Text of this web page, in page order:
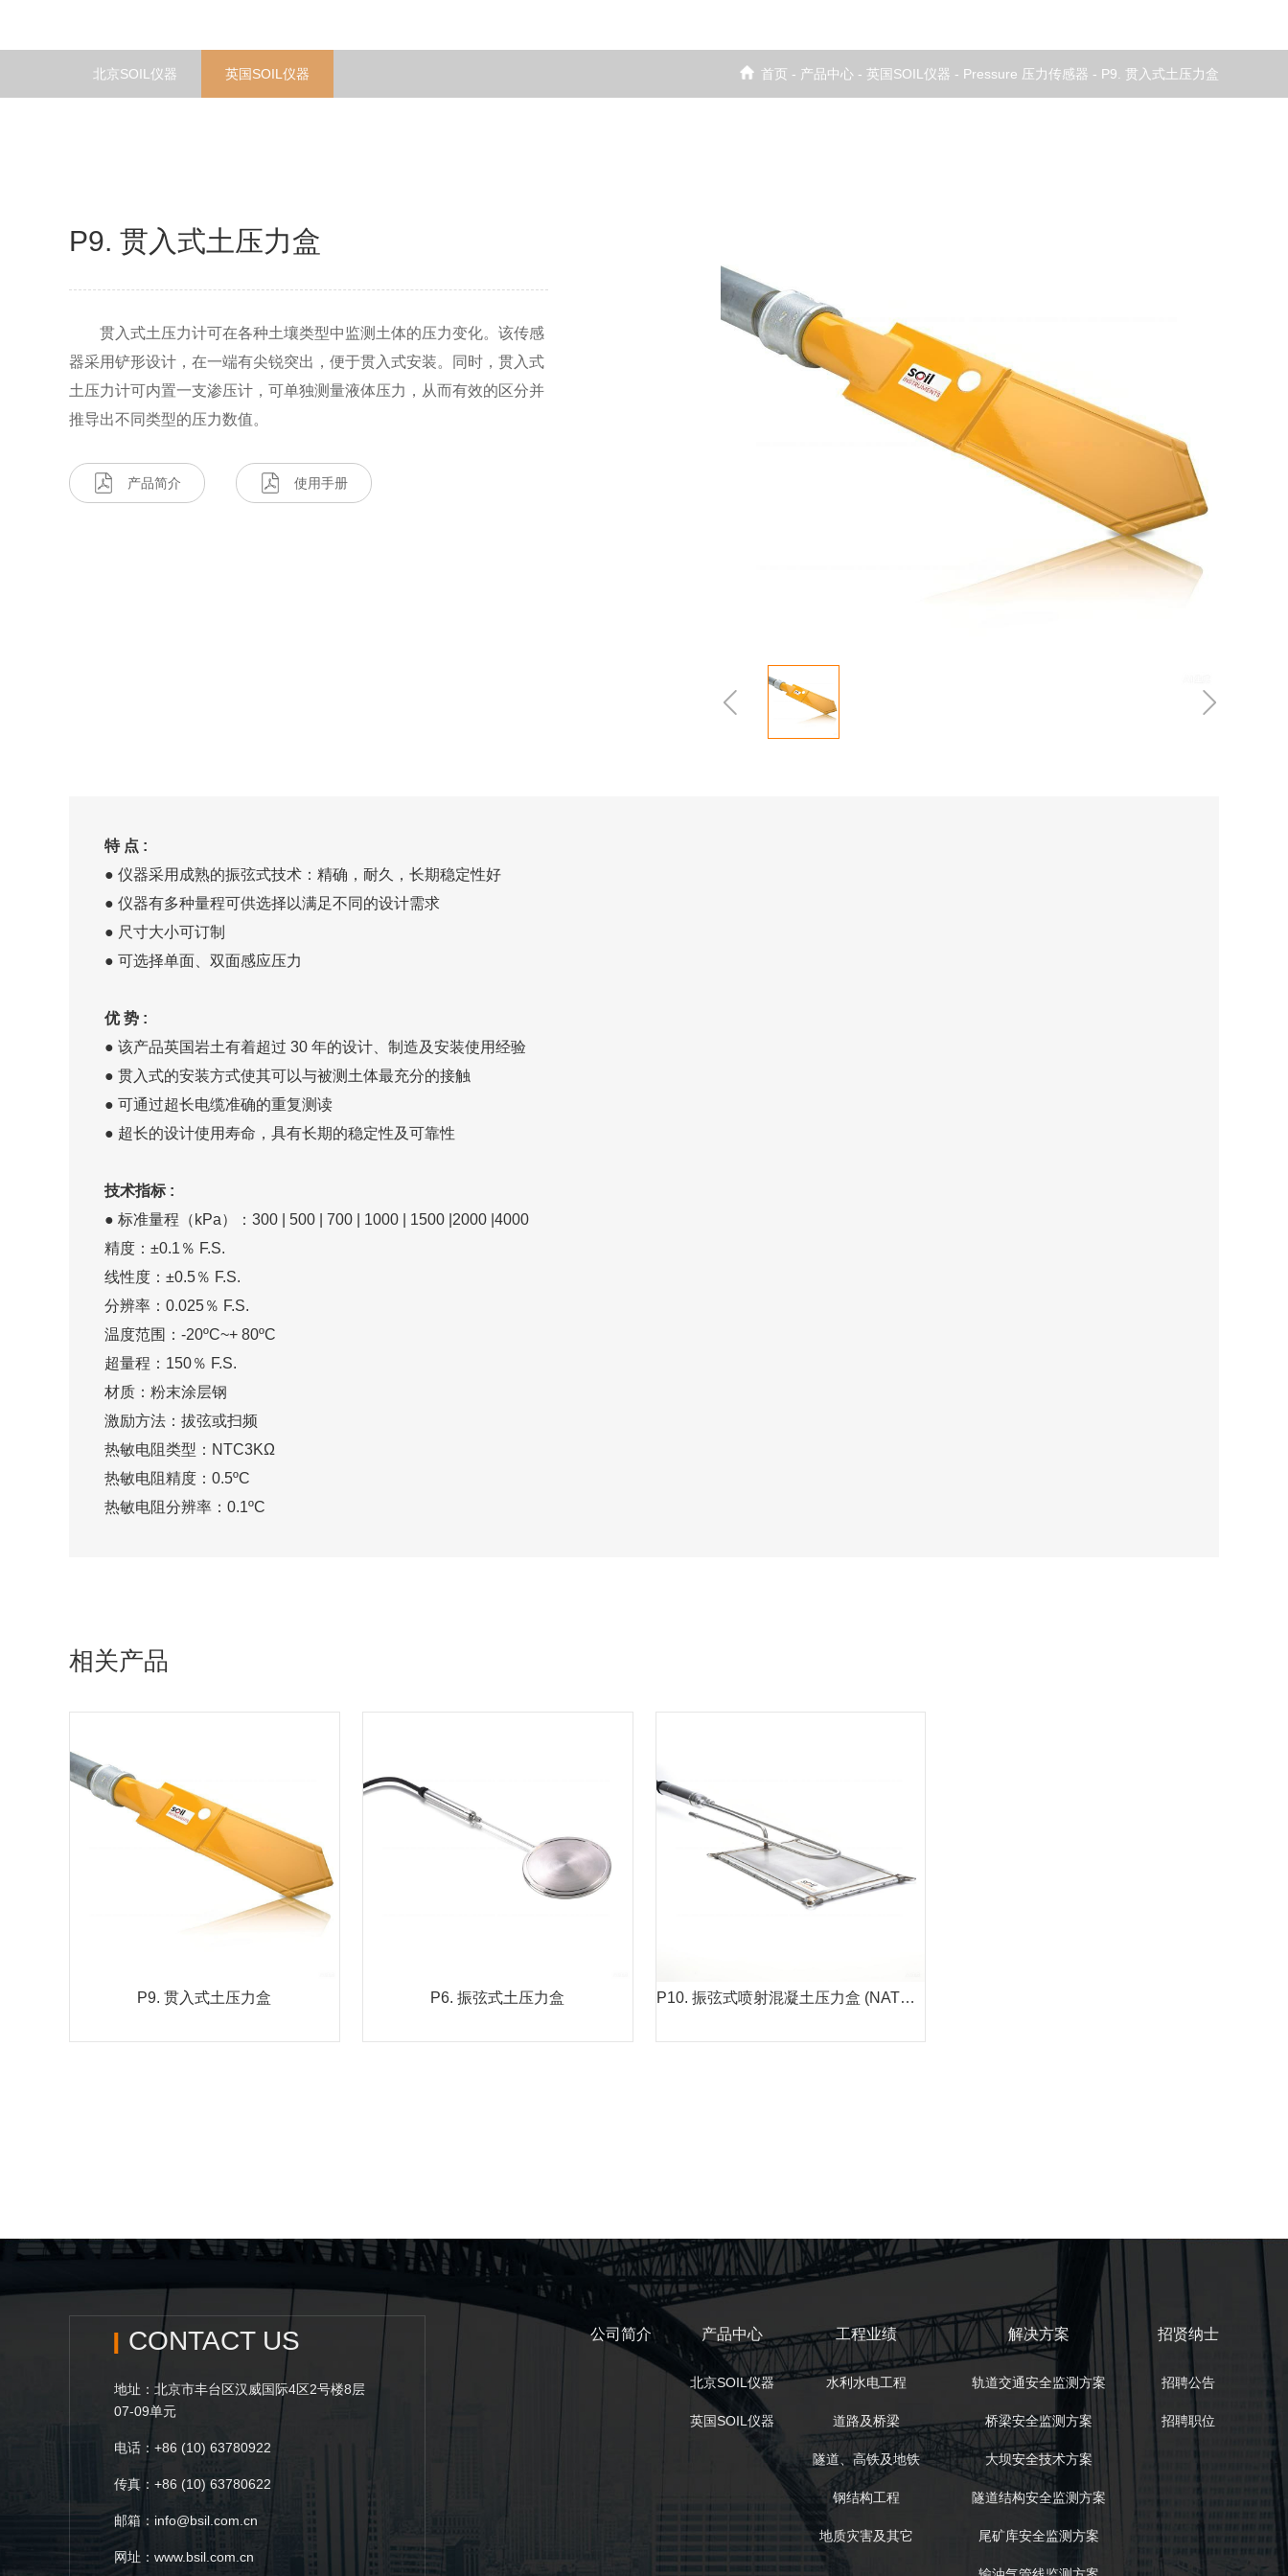
北京SOIL仪器 英国SOIL仪器 首页 - 产品中心 - 英国SOIL仪器 - Pressure 压力传感器 - P9. 贯入式土压力盒
P9. 贯入式土压力盒
贯入式土压力计可在各种土壤类型中监测土体的压力变化。该传感
器采用铲形设计，在一端有尖锐突出，便于贯入式安装。同时，贯入式
土压力计可内置一支渗压计，可单独测量液体压力，从而有效的区分并
推导出不同类型的压力数值。
产品简介 使用手册
特 点 :
● 仪器采用成熟的振弦式技术：精确，耐久，长期稳定性好
● 仪器有多种量程可供选择以满足不同的设计需求
● 尺寸大小可订制
● 可选择单面、双面感应压力
优 势 :
● 该产品英国岩土有着超过 30 年的设计、制造及安装使用经验
● 贯入式的安装方式使其可以与被测土体最充分的接触
● 可通过超长电缆准确的重复测读
● 超长的设计使用寿命，具有长期的稳定性及可靠性
技术指标 :
● 标准量程（kPa）：300 | 500 | 700 | 1000 | 1500 |2000 |4000
精度：±0.1％ F.S.
线性度：±0.5％ F.S.
分辨率：0.025％ F.S.
温度范围：-20ºC~+ 80ºC
超量程：150％ F.S.
材质：粉末涂层钢
激励方法：拔弦或扫频
热敏电阻类型：NTC3KΩ
热敏电阻精度：0.5ºC
热敏电阻分辨率：0.1ºC
相关产品
P9. 贯入式土压力盒
P9. 贯入式土压力盒
贯入式土压力计可在各种土壤类型中
监测土体的压力变化。该传感器采用
铲形设计，在一端...
P6. 振弦式土压力盒
P6. 振弦式土压力盒
振弦式土压力盒用于监测土体的压力
变化，特别是土体和堆石结构的压力
P10. 振弦式喷射混凝土压力盒 (NATM 型 )
P10. 振弦式喷射混凝土压力盒 (NATM 型 )
CONTACT US
地址：北京市丰台区汉威国际4区2号楼8层
07-09单元
电话：+86 (10) 63780922
传真：+86 (10) 63780622
邮箱：info@bsil.com.cn
网址：www.bsil.com.cn
公司简介 产品中心
北京SOIL仪器
英国SOIL仪器
工程业绩
水利水电工程
道路及桥梁
隧道、高铁及地铁
钢结构工程
地质灾害及其它
解决方案
轨道交通安全监测方案
桥梁安全监测方案
大坝安全技术方案
隧道结构安全监测方案
尾矿库安全监测方案
招贤纳士
招聘公告
招聘职位